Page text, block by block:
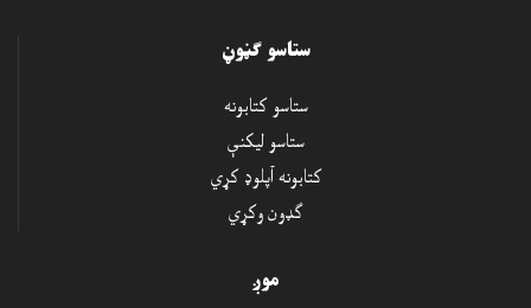
ستاسو ګڼوڼ
ستاسو کتابونه
ستاسو ليکنې
کتابونه آپلوډ کړي
ګډون وکړي
موږ